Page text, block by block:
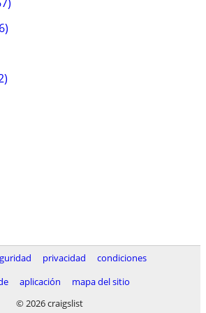
privacidad
condiciones
aplicación
mapa del sitio
© 2026 craigslist